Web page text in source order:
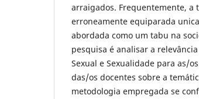
arraigados. Frequentemente, a
erroneamente equiparada
abordada como um tabu na
pesquisa é analisar a
Sexual e Sexualidade para as/
das/os docentes sobre a
metodologia empregada se